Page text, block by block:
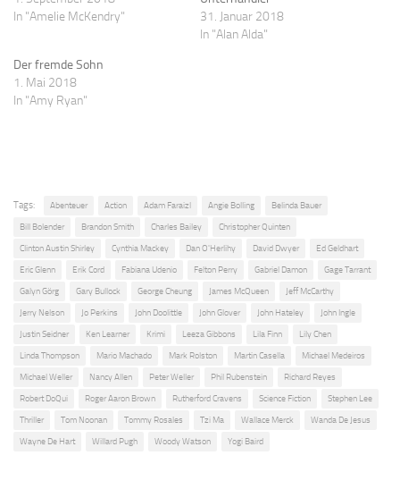
In "Amelie McKendry"
31. Januar 2018
In "Alan Alda"
Der fremde Sohn
1. Mai 2018
In "Amy Ryan"
Tags: Abenteuer Action Adam Faraizl Angie Bolling Belinda Bauer
Bill Bolender Brandon Smith Charles Bailey Christopher Quinten
Clinton Austin Shirley Cynthia Mackey Dan O'Herlihy David Dwyer Ed Geldhart
Eric Glenn Erik Cord Fabiana Udenio Felton Perry Gabriel Damon Gage Tarrant
Galyn Görg Gary Bullock George Cheung James McQueen Jeff McCarthy
Jerry Nelson Jo Perkins John Doolittle John Glover John Hateley John Ingle
Justin Seidner Ken Learner Krimi Leeza Gibbons Lila Finn Lily Chen
Linda Thompson Mario Machado Mark Rolston Martin Casella Michael Medeiros
Michael Weller Nancy Allen Peter Weller Phil Rubenstein Richard Reyes
Robert DoQui Roger Aaron Brown Rutherford Cravens Science Fiction Stephen Lee
Thriller Tom Noonan Tommy Rosales Tzi Ma Wallace Merck Wanda De Jesus
Wayne De Hart Willard Pugh Woody Watson Yogi Baird